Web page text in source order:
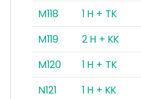
M118
1 H + TK
M119
2 H + KK
M120
1 H + TK
N121
1 H + KK